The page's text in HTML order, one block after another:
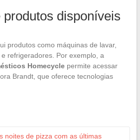
produtos disponíveis
produtos como máquinas de lavar,
refrigeradores. Por exemplo, a
Homecyclepermite acessar
Brandt, que oferece tecnologias
noites de pizza com as últimas